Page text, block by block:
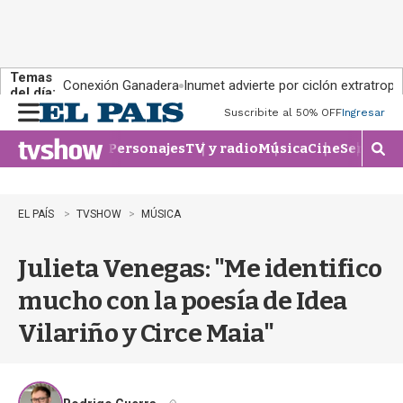
Temas
del día: Conexión Ganadera Inumet advierte por ciclón
n
u
Suscribite al 50% OFFIngresar
PersonajesTV y radioMúsicaCineSeries
M
o
r
b
EL PAÍS TVSHOW MÚSICA
Julieta Venegas: "Me identifico
mucho con la poesía de Idea
Vilariño y Circe Maia"